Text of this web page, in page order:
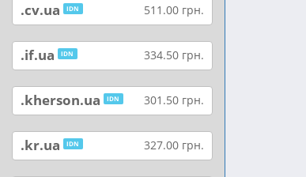
.cv.ua IDN 511.00 грн.
.if.ua IDN 334.50 грн.
.kherson.ua IDN 301.50 грн.
.kr.ua IDN 327.00 грн.